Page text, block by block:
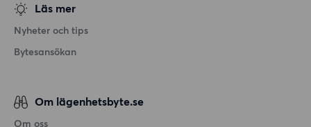
Läs mer
Nyheter och tips
Bytesansökan
Om lägenhetsbyte.se
Om oss